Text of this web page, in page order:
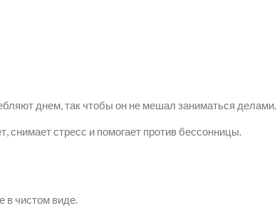
днем, так чтобы он не мешал заниматься делами.
снимает стресс и помогает против бессонницы.
в чистом виде.